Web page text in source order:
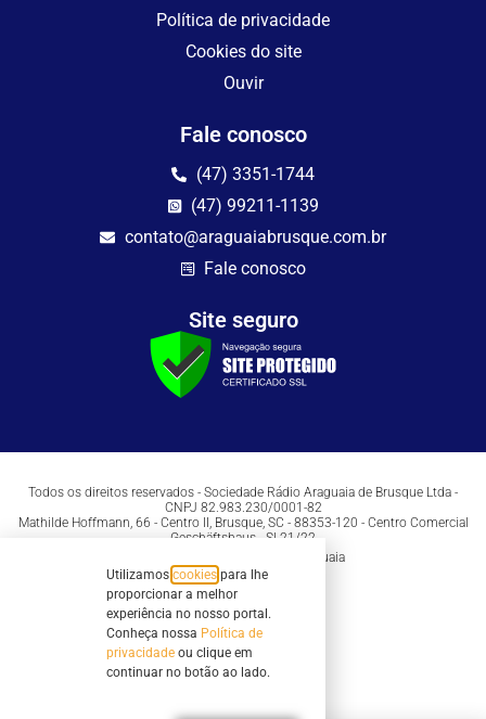
Política de privacidade
Cookies do site
Ouvir
Fale conosco
(47) 3351-1744
(47) 99211-1139
contato@araguaiabrusque.com.br
Fale conosco
Site seguro
Todos os direitos reservados - Sociedade Rádio Araguaia de Brusque Ltda -
CNPJ 82.983.230/0001-82
Mathilde Hoffmann, 66 - Centro II, Brusque, SC - 88353-120 - Centro Comercial
Geschäftshaus - Sl 21/22
Copyright © 2026 | Rádio Araguaia
Utilizamos cookies para lhe
proporcionar a melhor
experiência no nosso portal.
Conheça nossa Política de
privacidade ou clique em
continuar no botão ao lado.